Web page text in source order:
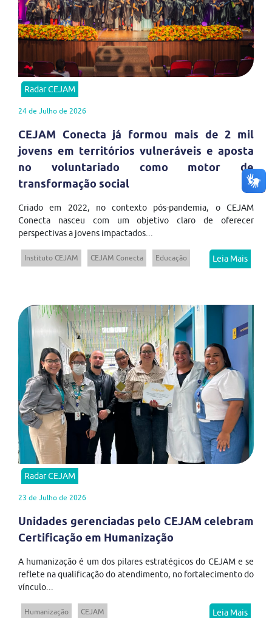
Radar CEJAM
24 de Julho de 2026
CEJAM Conecta já formou mais de 2 mil
jovens em territórios vulneráveis e aposta
no voluntariado como motor de
transformação social
Criado em 2022, no contexto pós-pandemia, o CEJAM
Conecta nasceu com um objetivo claro de oferecer
perspectivas a jovens impactados...
Instituto CEJAM CEJAM Conecta Educação Leia Mais
Radar CEJAM
23 de Julho de 2026
Unidades gerenciadas pelo CEJAM celebram
Certificação em Humanização
A humanização é um dos pilares estratégicos do CEJAM e se
reflete na qualificação do atendimento, no fortalecimento do
vínculo...
Humanização CEJAM Leia Mais